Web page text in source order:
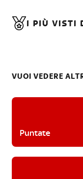
I PIÙ VISTI
VUOI VEDERE
Puntate